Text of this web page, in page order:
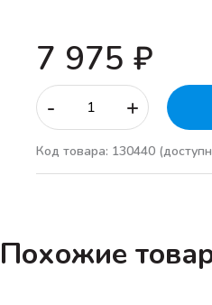
7 975 ₽
- +
Код товара: 130440
Похожие